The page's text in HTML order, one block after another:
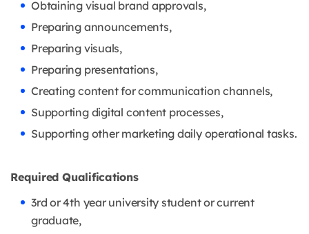
Obtaining visual brand approvals,
Preparing announcements,
Preparing visuals,
Preparing presentations,
Creating content for communication channels,
Supporting digital content processes,
Supporting other marketing daily operational tasks.
Required Qualifications
3rd or 4th year university student or current
graduate,